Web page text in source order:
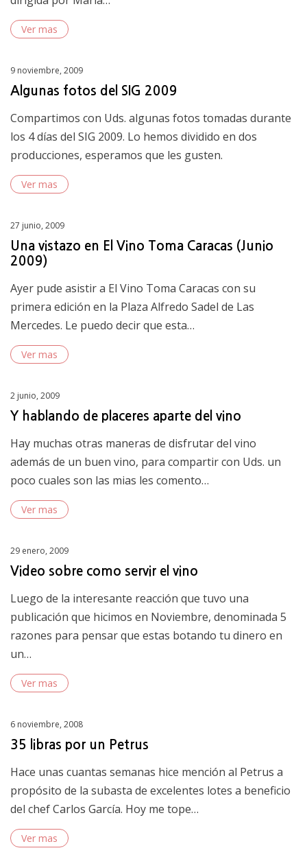
Ver mas
Posted
on
9 noviembre, 2009
Algunas fotos del SIG 2009
Compartimos con Uds. algunas fotos tomadas durante
los 4 días del SIG 2009. Lo hemos dividido en dos
producciones, esperamos que les gusten.
Ver mas
Posted
on
27 junio, 2009
Una vistazo en El Vino Toma Caracas (Junio
2009)
Ayer pude asistir a El Vino Toma Caracas con su
primera edición en la Plaza Alfredo Sadel de Las
Mercedes. Le puedo decir que esta…
Ver mas
Posted
on
2 junio, 2009
Y hablando de placeres aparte del vino
Hay muchas otras maneras de disfrutar del vino
además de un buen vino, para compartir con Uds. un
poco cuales son las mias les comento…
Ver mas
Posted
on
29 enero, 2009
Video sobre como servir el vino
Luego de la interesante reacción que tuvo una
publicación que hicimos en Noviembre, denominada 5
razones para pensar que estas botando tu dinero en
un…
Ver mas
Posted
on
6 noviembre, 2008
35 libras por un Petrus
Hace unas cuantas semanas hice mención al Petrus a
propósito de la subasta de excelentes lotes a beneficio
del chef Carlos García. Hoy me tope…
Ver mas